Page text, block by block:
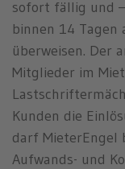
sofort fällig und
binnen 14 Tagen
überweisen. Der
Mitglieder im
Kunden die
darf MieterEngel
Aufwands- und